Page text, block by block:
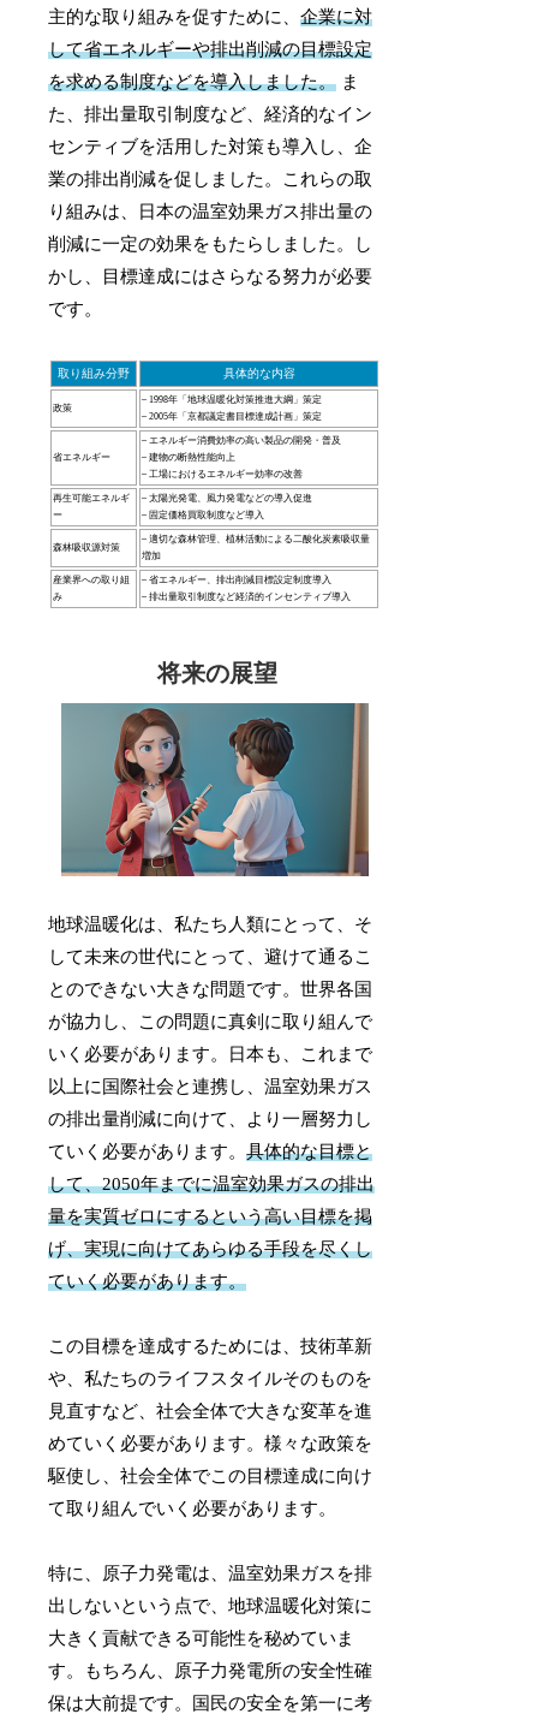
主的な取り組みを促すために、企業に対
して省エネルギーや排出削減の目標設定
を求める制度などを導入しました。 ま
た、排出量取引制度など、経済的なイン
センティブを活用した対策も導入し、企
業の排出削減を促しました。これらの取
り組みは、日本の温室効果ガス排出量の
削減に一定の効果をもたらしました。し
かし、目標達成にはさらなる努力が必要
です。
取り組み分野 具体的な内容
政策
– 1998年「地球温暖化対策推進大綱」策定
– 2005年「京都議定書目標達成計画」策定
省エネルギー
– エネルギー消費効率の高い製品の開発・普及
– 建物の断熱性能向上
– 工場におけるエネルギー効率の改善
再生可能エネルギ
ー
– 太陽光発電、風力発電などの導入促進
– 固定価格買取制度など導入
森林吸収源対策
– 適切な森林管理、植林活動による二酸化炭素吸収量
増加
産業界への取り組
み
– 省エネルギー、排出削減目標設定制度導入
– 排出量取引制度など経済的インセンティブ導入
将来の展望
地球温暖化は、私たち人類にとって、そ
して未来の世代にとって、避けて通るこ
とのできない大きな問題です。世界各国
が協力し、この問題に真剣に取り組んで
いく必要があります。日本も、これまで
以上に国際社会と連携し、温室効果ガス
の排出量削減に向けて、より一層努力し
ていく必要があります。具体的な目標と
して、2050年までに温室効果ガスの排出
量を実質ゼロにするという高い目標を掲
げ、実現に向けてあらゆる手段を尽くし
ていく必要があります。
この目標を達成するためには、技術革新
や、私たちのライフスタイルそのものを
見直すなど、社会全体で大きな変革を進
めていく必要があります。様々な政策を
駆使し、社会全体でこの目標達成に向け
て取り組んでいく必要があります。
特に、原子力発電は、温室効果ガスを排
出しないという点で、地球温暖化対策に
大きく貢献できる可能性を秘めていま
す。もちろん、原子力発電所の安全性確
保は大前提です。国民の安全を第一に考